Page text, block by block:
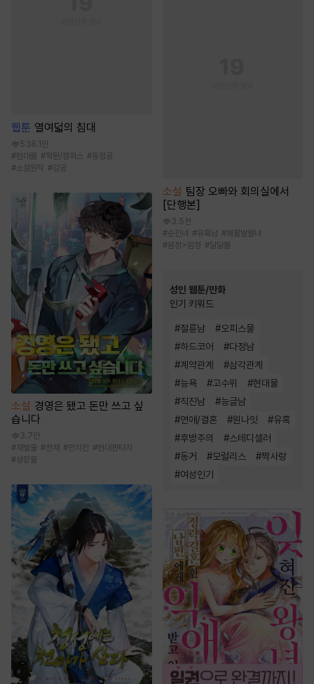
웹툰 열여덟의 침대
538.1만
#현대물 #학원/캠퍼스 #동정공
#소설원작 #강공
소설 경영은 됐고 돈만 쓰고 싶
습니다
3.7만
# 재벌물 #천재 #먼치킨 #현대판타지
#성장물
소설 팀장 오빠와 회의실에서
[단행본]
3.5천
#순진녀 #유혹남 #쾌활발랄녀
#몸정>맘정 #달달물
성인 웹툰/만화
인기 키워드
#절륜남 #오피스물
#하드코어 #다정남
#계약관계 #삼각관계
#능욕 #고수위 #현대물
#직진남 #능글남
#연애/결혼 #원나잇 #유혹
#후방주의 #스테디셀러
#동거 #모럴리스 #짝사랑
#여성인기